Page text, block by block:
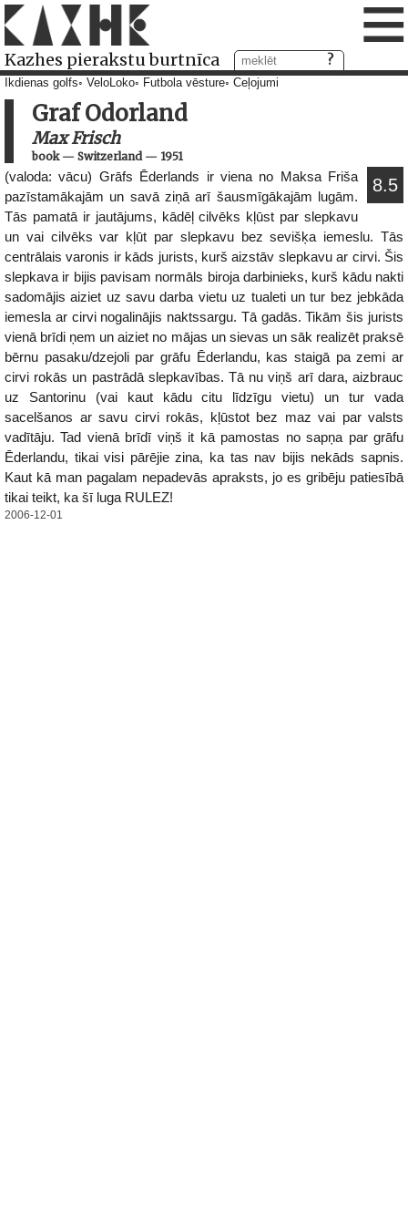
Kazhes pierakstu burtnīca ≡
Ikdienas golfs VeloLoko Futbola vēsture Ceļojumi
Graf Odorland
Max Frisch
book— Switzerland— 1951
8.5
(valoda: vācu) Grāfs Ēderlands ir viena no Maksa Friša
pazīstamākajām un savā ziņā arī šausmīgākajām lugām.
Tās pamatā ir jautājums, kādēļ cilvēks kļūst par slepkavu
un vai cilvēks var kļūt par slepkavu bez sevišķa iemeslu. Tās
centrālais varonis ir kāds jurists, kurš aizstāv slepkavu ar cirvi. Šis
slepkava ir bijis pavisam normāls biroja darbinieks, kurš kādu nakti
sadomājis aiziet uz savu darba vietu uz tualeti un tur bez jebkāda
iemesla ar cirvi nogalinājis naktssargu. Tā gadās. Tikām šis jurists
vienā brīdi ņem un aiziet no mājas un sievas un sāk realizēt praksē
bērnu pasaku/dzejoli par grāfu Ēderlandu, kas staigā pa zemi ar
cirvi rokās un pastrādā slepkavības. Tā nu viņš arī dara, aizbrauc
uz Santorinu (vai kaut kādu citu līdzīgu vietu) un tur vada
sacelšanos ar savu cirvi rokās, kļūstot bez maz vai par valsts
vadītāju. Tad vienā brīdī viņš it kā pamostas no sapņa par grāfu
Ēderlandu, tikai visi pārējie zina, ka tas nav bijis nekāds sapnis.
Kaut kā man pagalam nepadevās apraksts, jo es gribēju patiesībā
tikai teikt, ka šī luga RULEZ!
2006-12-01